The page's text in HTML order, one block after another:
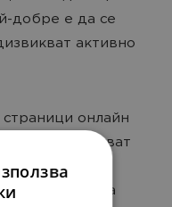
добре е да се
активно
онлайн
да публикуват
повече
толкова